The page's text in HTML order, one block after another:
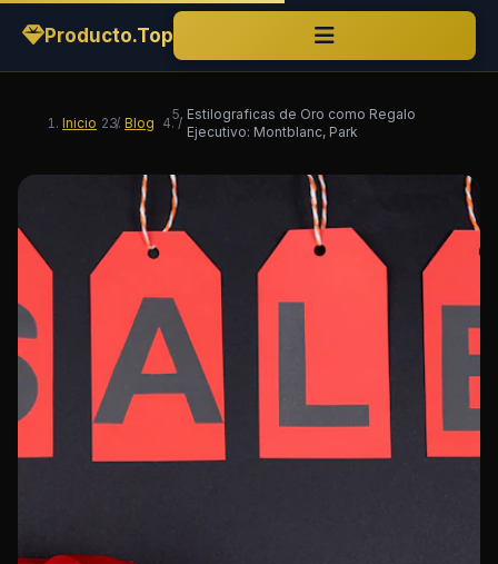
Producto.Top
Inicio / Blog /
Estilograficas de Oro como Regalo
Ejecutivo: Montblanc, Park